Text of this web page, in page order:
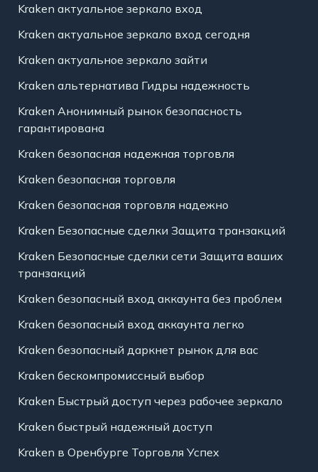
Kraken актуальное зеркало вход
Kraken актуальное зеркало вход сегодня
Kraken актуальное зеркало зайти
Kraken альтернатива Гидры надежность
Kraken Анонимный рынок безопасность
гарантирована
Kraken безопасная надежная торговля
Kraken безопасная торговля
Kraken безопасная торговля надежно
Kraken Безопасные сделки Защита транзакций
Kraken Безопасные сделки сети Защита ваших
транзакций
Kraken безопасный вход аккаунта без проблем
Kraken безопасный вход аккаунта легко
Kraken безопасный даркнет рынок для вас
Kraken бескомпромиссный выбор
Kraken Быстрый доступ через рабочее зеркало
Kraken быстрый надежный доступ
Kraken в Оренбурге Торговля Успех